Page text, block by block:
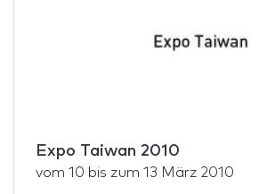
Expo Taiwan 2010
vom 10 bis zum 13 März 2010